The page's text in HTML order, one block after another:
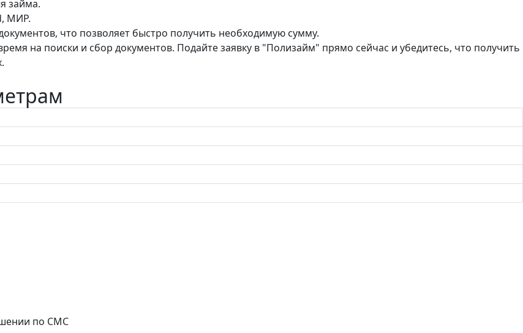
займа.
МИР.
что позволяет быстро получить необходимую сумму.
на поиски и сбор документов. Подайте заявку в "Полизайм" прямо сейчас и убедитесь, что получить
по СМС